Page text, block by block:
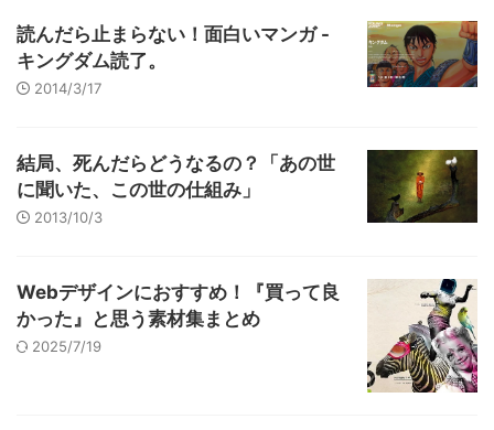
読んだら止まらない！面白いマンガ -
キングダム読了。
2014/3/17
結局、死んだらどうなるの？「あの世
に聞いた、この世の仕組み」
2013/10/3
Webデザインにおすすめ！『買って良
かった』と思う素材集まとめ
2025/7/19